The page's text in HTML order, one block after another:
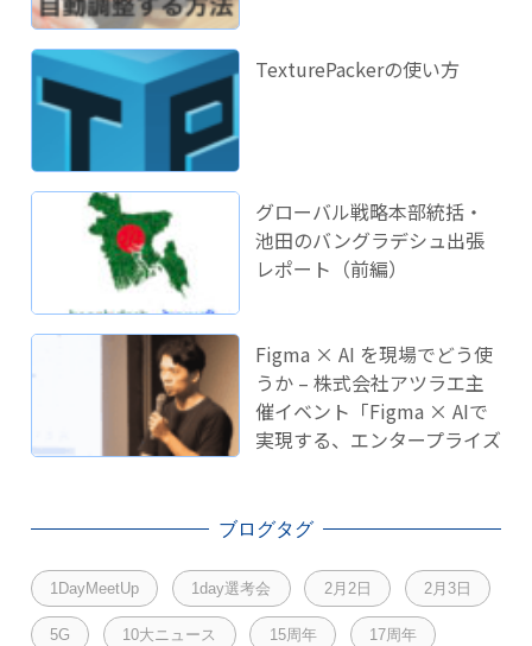
TexturePackerの使い方
グローバル戦略本部統括・
池田のバングラデシュ出張
レポート（前編）
Figma × AI を現場でどう使
うか – 株式会社アツラエ主
催イベント「Figma × AIで
実現する、エンタープライズ
ブログタグ
1DayMeetUp 1day選考会 2月2日 2月3日
5G 10大ニュース 15周年 17周年